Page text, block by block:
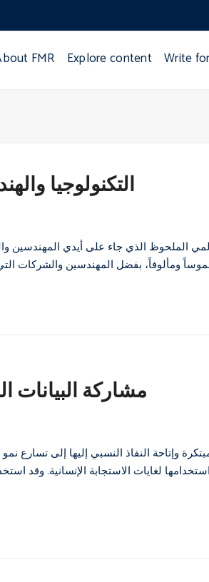
FMR Explore content Write
التكنولوجيا
الملحوظ الذي جاء على أيدي المهندسين
مشاركة البيانات
وإتاحة النفاذ النسبي إليها إلى تسارع